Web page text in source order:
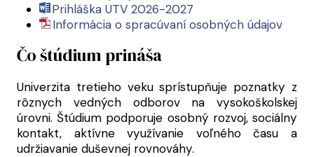
Prihláška UTV 2026-2027
Informácia o spracúvaní osobných údajov
Čo štúdium prináša
Univerzita tretieho veku sprístupňuje poznatky z
rôznych vedných odborov na vysokoškolskej
úrovni. Štúdium podporuje osobný rozvoj, sociálny
kontakt, aktívne využívanie voľného času a
udržiavanie duševnej rovnováhy.